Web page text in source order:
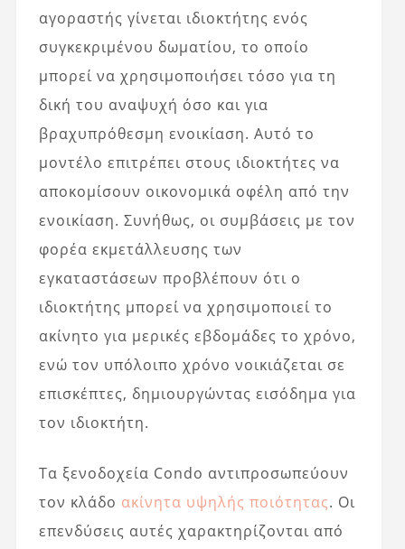
αγοραστής γίνεται ιδιοκτήτης ενός
συγκεκριμένου δωματίου, το οποίο
μπορεί να χρησιμοποιήσει τόσο για τη
δική του αναψυχή όσο και για
βραχυπρόθεσμη ενοικίαση. Αυτό το
μοντέλο επιτρέπει στους ιδιοκτήτες να
αποκομίσουν οικονομικά οφέλη από την
ενοικίαση. Συνήθως, οι συμβάσεις με τον
φορέα εκμετάλλευσης των
εγκαταστάσεων προβλέπουν ότι ο
ιδιοκτήτης μπορεί να χρησιμοποιεί το
ακίνητο για μερικές εβδομάδες το χρόνο,
ενώ τον υπόλοιπο χρόνο νοικιάζεται σε
επισκέπτες, δημιουργώντας εισόδημα για
τον ιδιοκτήτη.
Τα ξενοδοχεία Condo αντιπροσωπεύουν
τον κλάδο ακίνητα υψηλής ποιότητας. Οι
επενδύσεις αυτές χαρακτηρίζονται από